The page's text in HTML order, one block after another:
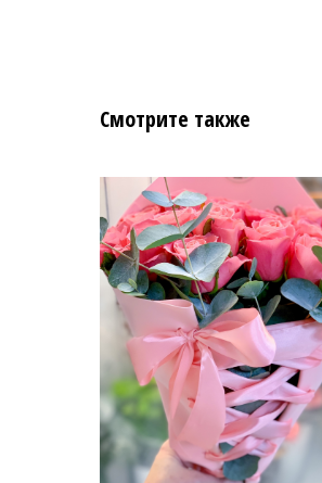
Смотрите также